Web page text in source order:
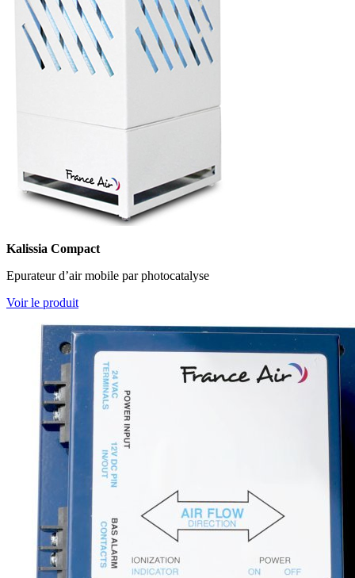
Kalissia Compact
Epurateur d’air mobile par photocatalyse
Voir le produit